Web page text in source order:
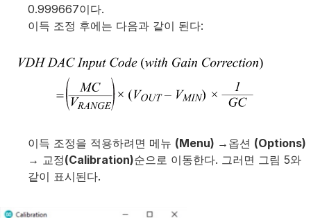
0.999667이다.
이득 조정 후에는 다음과 같이 된다:
이득 조정을 적용하려면 메뉴 (Menu) → 옵션 (Options)
→ 교정(Calibration)순으로 이동한다. 그러면 그림 5와
같이 표시된다.